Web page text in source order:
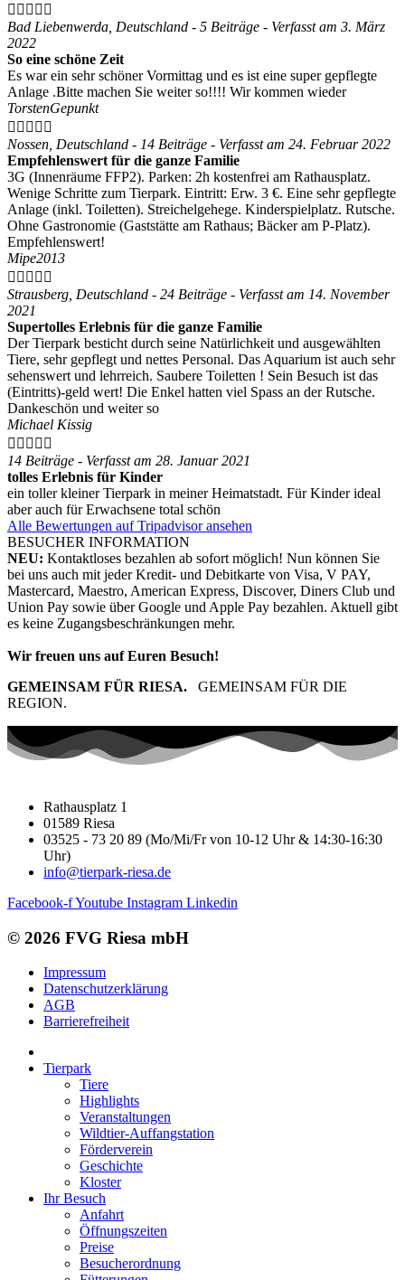
    
Bad Liebenwerda, Deutschland - 5 Beiträge - Verfasst am 3. März
2022
So eine schöne Zeit
Es war ein sehr schöner Vormittag und es ist eine super gepflegte
Anlage .Bitte machen Sie weiter so!!!! Wir kommen wieder
TorstenGepunkt
    
Nossen, Deutschland - 14 Beiträge - Verfasst am 24. Februar 2022
Empfehlenswert für die ganze Familie
3G (Innenräume FFP2). Parken: 2h kostenfrei am Rathausplatz.
Wenige Schritte zum Tierpark. Eintritt: Erw. 3 €. Eine sehr gepflegte
Anlage (inkl. Toiletten). Streichelgehege. Kinderspielplatz. Rutsche.
Ohne Gastronomie (Gaststätte am Rathaus; Bäcker am P-Platz).
Empfehlenswert!
Mipe2013
    
Strausberg, Deutschland - 24 Beiträge - Verfasst am 14. November
2021
Supertolles Erlebnis für die ganze Familie
Der Tierpark besticht durch seine Natürlichkeit und ausgewählten
Tiere, sehr gepflegt und nettes Personal. Das Aquarium ist auch sehr
sehenswert und lehrreich. Saubere Toiletten ! Sein Besuch ist das
(Eintritts)-geld wert! Die Enkel hatten viel Spass an der Rutsche.
Dankeschön und weiter so
Michael Kissig
    
14 Beiträge - Verfasst am 28. Januar 2021
tolles Erlebnis für Kinder
ein toller kleiner Tierpark in meiner Heimatstadt. Für Kinder ideal
aber auch für Erwachsene total schön
Alle Bewertungen auf Tripadvisor ansehen
BESUCHER INFORMATION
NEU: Kontaktloses bezahlen ab sofort möglich! Nun können Sie
bei uns auch mit jeder Kredit- und Debitkarte von Visa, V PAY,
Mastercard, Maestro, American Express, Discover, Diners Club und
Union Pay sowie über Google und Apple Pay bezahlen. Aktuell gibt
es keine Zugangsbeschränkungen mehr.
Wir freuen uns auf Euren Besuch!
GEMEINSAM FÜR RIESA. GEMEINSAM FÜR DIE
REGION.
Rathausplatz 1
01589 Riesa
03525 - 73 20 89 (Mo/Mi/Fr von 10-12 Uhr & 14:30-16:30
Uhr)
info@tierpark-riesa.de
Facebook-fYoutube Instagram Linkedin
© 2026 FVG Riesa mbH
Impressum
Datenschutzerklärung
AGB
Barrierefreiheit
Tierpark
Tiere
Highlights
Veranstaltungen
Wildtier-Auffangstation
Förderverein
Geschichte
Kloster
Ihr Besuch
Anfahrt
Öffnungszeiten
Preise
Besucherordnung